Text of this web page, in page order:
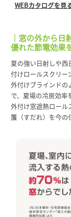
WEBカタログを見
｜窓の外から日
優れた節電効果
夏の強い日射しや西
付けロールスクリー
外付けブラインドの
で、夏場の冷房効率
外付け窓遮熱ロール
簾（すだれ）を今の